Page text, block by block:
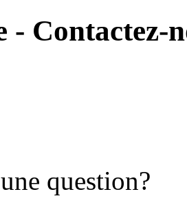
- Contactez-
question?